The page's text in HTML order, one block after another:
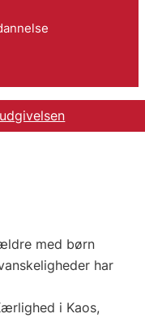
med børn
har
i Kaos,